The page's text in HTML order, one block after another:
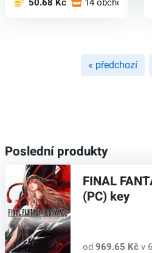
« předchozí
Poslední produkty
FINAL
(PC) key
od 969.65 Kčv